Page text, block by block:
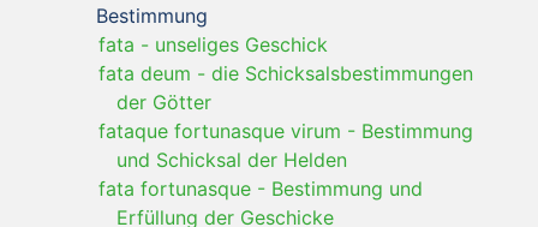
Bestimmung
fata - unseliges Geschick
fata deum - die Schicksalsbestimmungen
der Götter
fataque fortunasque virum - Bestimmung
und Schicksal der Helden
fata fortunasque - Bestimmung und
Erfüllung der Geschicke